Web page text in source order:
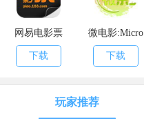
网易电影票
下载
微电影:Micro
film
下载
玩家推荐